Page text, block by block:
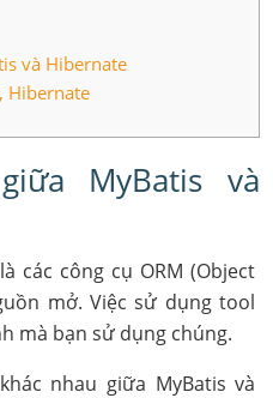
và Hibernate
Hibernate
MyBatis và
các công cụ ORM (Object
mở. Việc sử dụng tool
mà bạn sử dụng chúng.
nhau giữa MyBatis và